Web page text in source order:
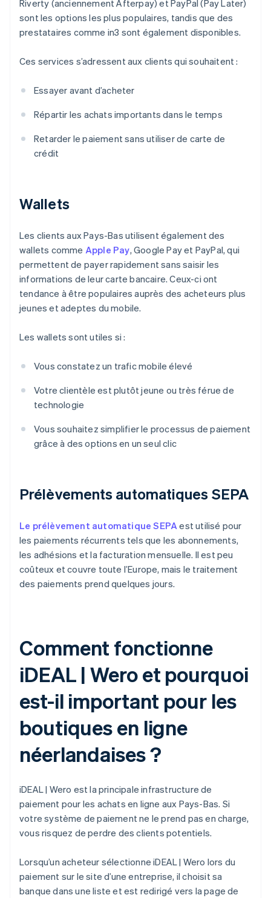
Riverty (anciennement Afterpay) et PayPal (Pay Later)
sont les options les plus populaires, tandis que des
prestataires comme in3 sont également disponibles.
Ces services s’adressent aux clients qui souhaitent :
Essayer avant d’acheter
Répartir les achats importants dans le temps
Retarder le paiement sans utiliser de carte de
crédit
Wallets
Les clients aux Pays-Bas utilisent également des
wallets comme Apple Pay, Google Pay et PayPal, qui
permettent de payer rapidement sans saisir les
informations de leur carte bancaire. Ceux-ci ont
tendance à être populaires auprès des acheteurs plus
jeunes et adeptes du mobile.
Les wallets sont utiles si :
Vous constatez un trafic mobile élevé
Votre clientèle est plutôt jeune ou très férue de
technologie
Vous souhaitez simplifier le processus de paiement
grâce à des options en un seul clic
Prélèvements automatiques SEPA
Le prélèvement automatique SEPAest utilisé pour
les paiements récurrents tels que les abonnements,
les adhésions et la facturation mensuelle. Il est peu
coûteux et couvre toute l’Europe, mais le traitement
des paiements prend quelques jours.
Comment fonctionne
iDEAL | Wero et pourquoi
est-il important pour les
boutiques en ligne
néerlandaises ?
iDEAL | Wero est la principale infrastructure de
paiement pour les achats en ligne aux Pays-Bas. Si
votre système de paiement ne le prend pas en charge,
vous risquez de perdre des clients potentiels.
Lorsqu’un acheteur sélectionne iDEAL | Wero lors du
paiement sur le site d’une entreprise, il choisit sa
banque dans une liste et est redirigé vers la page de